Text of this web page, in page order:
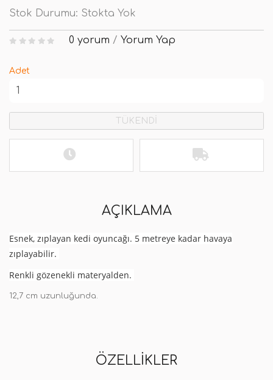
Stok Durumu: Stokta Yok
0 yorum / Yorum Yap
Adet
TÜKENDİ
AÇIKLAMA
Esnek, zıplayan kedi oyuncağı. 5 metreye kadar havaya
zıplayabilir.
Renkli gözenekli materyalden.
12,7 cm uzunluğunda.
ÖZELLIKLER